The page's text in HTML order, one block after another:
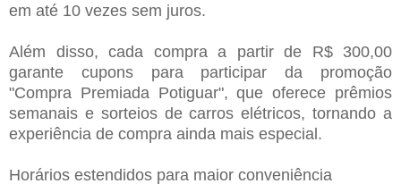
em até 10 vezes sem juros.
Além disso, cada compra a partir de R$ 300,00
garante cupons para participar da promoção
"Compra Premiada Potiguar", que oferece prêmios
semanais e sorteios de carros elétricos, tornando a
experiência de compra ainda mais especial.
Horários estendidos para maior conveniência